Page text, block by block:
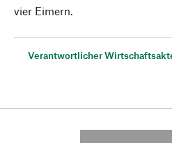
vier Eimern.
Verantwortlicher